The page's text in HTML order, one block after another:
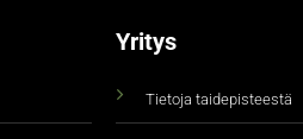
Yritys
Tietoja taidepisteestä